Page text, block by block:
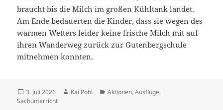
braucht bis die Milch im großen Kühltank landet.
Am Ende bedauerten die Kinder, dass sie wegen des
warmen Wetters leider keine frische Milch mit auf
ihren Wanderweg zurück zur Gutenbergschule
mitnehmen konnten.
Veröffentlicht
am
3. Juli 2026 Autor
Kai Pohl Kategorien
Aktionen,Ausflüge,
Sachunterricht